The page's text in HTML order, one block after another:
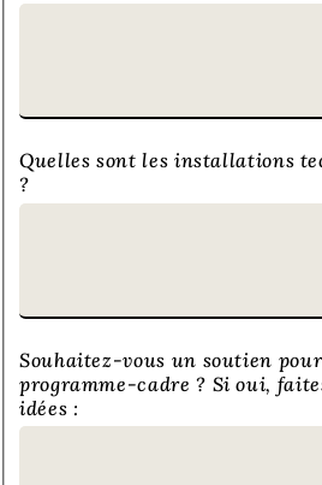
Quelles sont les installations
?
Souhaitez-vous un soutien
programme-cadre ? Si oui,
idées :